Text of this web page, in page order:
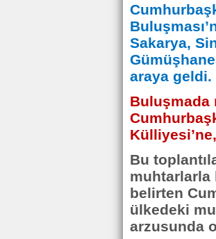
Sakarya,
araya geldi.
Buluşmada
Bu
muhtarlarla
belirten
ülkedeki
arzusunda